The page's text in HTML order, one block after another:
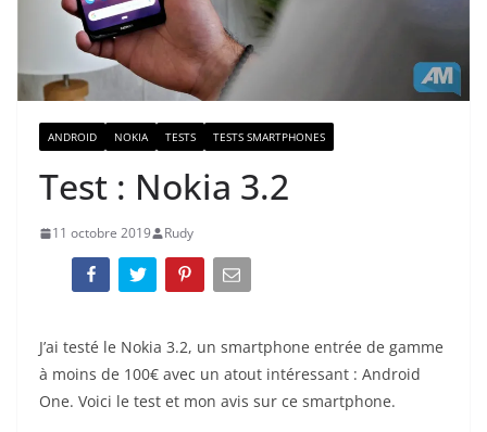
ANDROID NOKIA TESTS TESTS SMARTPHONES
Test : Nokia 3.2
11 octobre 2019 Rudy
J’ai testé le Nokia 3.2, un smartphone entrée de gamme
à moins de 100€ avec un atout intéressant : Android
One. Voici le test et mon avis sur ce smartphone.